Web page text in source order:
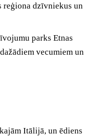
dzīvniekus un
parks Etnas
vecumiem un
Itālijā, un ēdiens